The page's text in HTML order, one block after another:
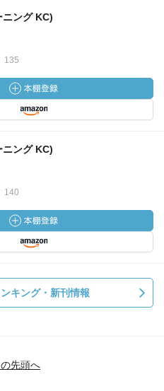
ニング KC)
135
ニング KC)
140
キング・新刊情報
先頭へ